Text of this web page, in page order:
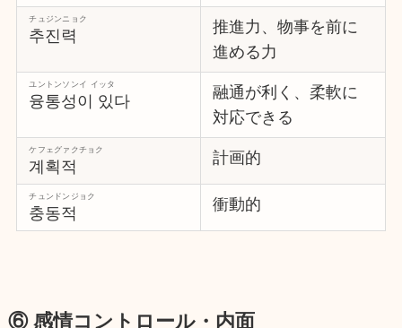
추진력
チュジンニョク
推進力、物事を前に
進める力
융통성이 있다
ユントンソンイ イッタ
融通が利く、柔軟に
対応できる
계획적
ケフェグァクチョク 計画的
충동적
チュンドンジョク 衝動的
⑥ 感情コントロール・内面